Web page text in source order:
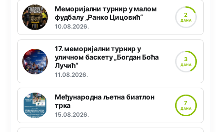
Меморијални турнир у малом
фудбалу „Ранко Цицовић“
10.08.2026.
2
ДАНА
17. меморијални турнир у
уличном баскету „Богдан Боћа
Лучић“
11.08.2026.
3
ДАНА
Међународна љетна биатлон
трка
15.08.2026.
7
ДАНА